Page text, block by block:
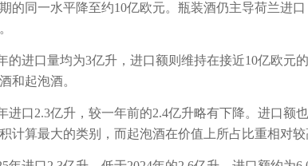
的同一水平降至约10亿欧元。瓶装酒仍主导荷兰进
进口量均为3亿升，进口额则维持在接近10亿欧元
和起泡酒。
口2.3亿升，较一年前的2.4亿升略有下降。进口额
计算最大的类别，而起泡酒在价值上所占比重相对较